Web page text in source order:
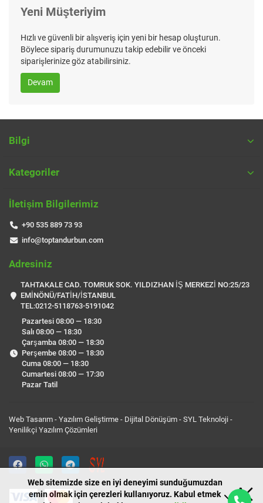
Yeni Müşteriyim
Hızlı ve güvenli bir alışveriş için yeni bir hesap oluşturun.
Böylece sipariş durumunuzu takip edebilir ve önceki
siparişlerinize göz atabilirsiniz.
Devam
Bilgi
Kategoriler
İletişim Bilgilerimiz
+90 535 889 73 93
info@toptandurbun.com
Adresiniz
TAHTAKALE CAD. TOMRUK SOK. YILDIZHAN İŞ MERKEZİ NO:25/23
EMİNÖNÜ/FATİH/İSTANBUL
TEL:0212-5118763-5191042
Pazartesi 08:00 — 18:30
Salı 08:00 — 18:30
Çarşamba 08:00 — 18:30
Perşembe 08:00 — 18:30
Cuma 08:00 — 18:30
Cumartesi 08:00 — 17:30
Pazar Tatil
Web Tasarım - Yazılım Geliştirme - Dijital Dönüşüm - SYL Teknoloji -
Yenilikçi Yazılım Çözümleri
Web sitemizde size en iyi deneyimi sunduğumuzdan
emin olmak için çerezleri kullanıyoruz. Kabul etmek